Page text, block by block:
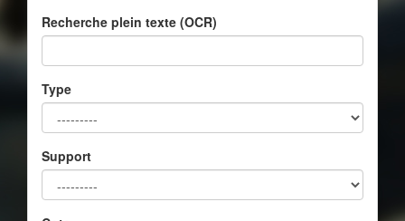
Recherche plein texte (OCR)
Type
Support